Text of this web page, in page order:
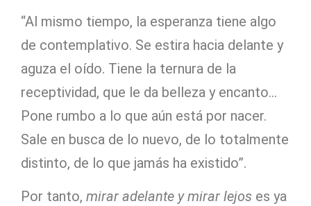
“Al mismo tiempo, la esperanza tiene algo
de contemplativo. Se estira hacia delante y
aguza el oído. Tiene la ternura de la
receptividad, que le da belleza y encanto…
Pone rumbo a lo que aún está por nacer.
Sale en busca de lo nuevo, de lo totalmente
distinto, de lo que jamás ha existido”.
Por tanto, mirar adelante y mirar lejos es ya